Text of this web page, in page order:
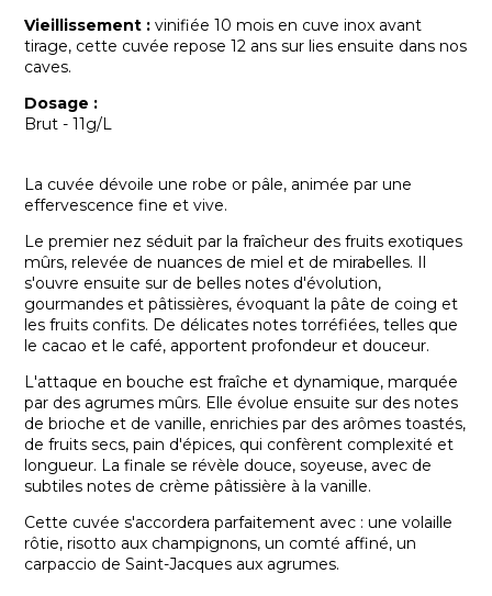
Vieillissement :vinifiée 10 mois en cuve inox avant
tirage, cette cuvée repose 12 ans sur lies ensuite dans nos
caves.
Dosage :
Brut - 11g/L
La cuvée dévoile une robe or pâle, animée par une
effervescence fine et vive.
Le premier nez séduit par la fraîcheur des fruits exotiques
mûrs, relevée de nuances de miel et de mirabelles. Il
s'ouvre ensuite sur de belles notes d'évolution,
gourmandes et pâtissières, évoquant la pâte de coing et
les fruits confits. De délicates notes torréfiées, telles que
le cacao et le café, apportent profondeur et douceur.
L'attaque en bouche est fraîche et dynamique, marquée
par des agrumes mûrs. Elle évolue ensuite sur des notes
de brioche et de vanille, enrichies par des arômes toastés,
de fruits secs, pain d'épices, qui confèrent complexité et
longueur. La finale se révèle douce, soyeuse, avec de
subtiles notes de crème pâtissière à la vanille.
Cette cuvée s'accordera parfaitement avec : une volaille
rôtie, risotto aux champignons, un comté affiné, un
carpaccio de Saint-Jacques aux agrumes.